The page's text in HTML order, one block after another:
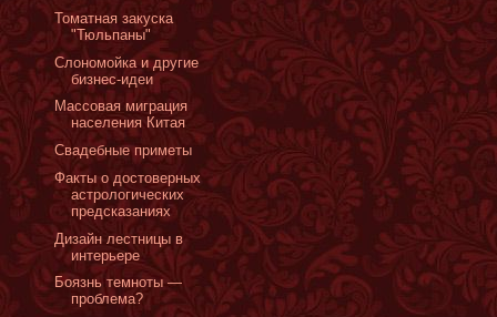
Томатная закуска
"Тюльпаны"
Слономойка и другие
бизнес-идеи
Массовая миграция
населения Китая
Cвадебные приметы
Факты о достоверных
астрологических
предсказаниях
Дизайн лестницы в
интерьере
Боязнь темноты —
проблема?